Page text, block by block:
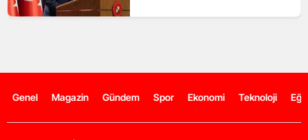
Genel Magazin Gündem Spor Ekonomi Teknoloji